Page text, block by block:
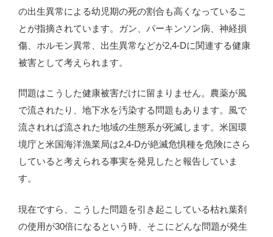
の出生異常による幼児期の死の割合も高くなっているこ
とが指摘されています。ガン、パーキンソン病、神経損
傷、ホルモン異常、出生異常などが2,4-Dに関連する健康
被害として考えられます。
問題はこうした健康被害だけに留まりません。農薬が風
で流されたり、地下水を汚染する問題もあります。風で
流されれば流された地域の生態系が死滅します。米国環
境庁と米国海洋漁業局は2,4-Dが絶滅危惧種を危険にさら
していると考えられる事実を発見したと報告していま
す。
現在ですら、こうした問題を引き起こしている枯れ葉剤
の使用が30倍になるという時、そこにどんな問題が発生